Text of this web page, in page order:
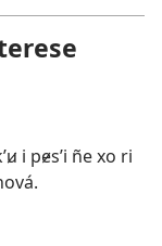
i pɇsʼi ñe xo ri